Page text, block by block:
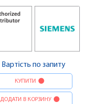
Вартість по запиту
КУПИТИ
ДОДАТИ В КОРЗИНУ